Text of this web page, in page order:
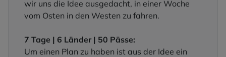
wir uns die Idee ausgedacht, in einer Woche
vom Osten in den Westen zu fahren.
7 Tage | 6 Länder | 50 Pässe:
Um einen Plan zu haben ist aus der Idee ein